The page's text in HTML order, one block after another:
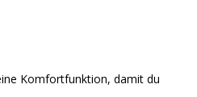
Komfortfunktion, damit du